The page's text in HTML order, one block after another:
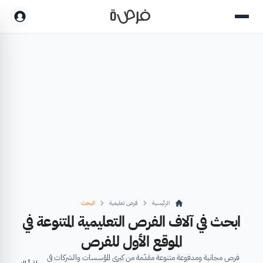
الرئيسية فرص تعليمية البحث
ابحث في آلاف الفرص التعليمية المتنوعة في
الموقع الأول للفرص
فرص مجانية ومدفوعة متنوعة مقدّمة من كبرى المؤسسات والشركات في